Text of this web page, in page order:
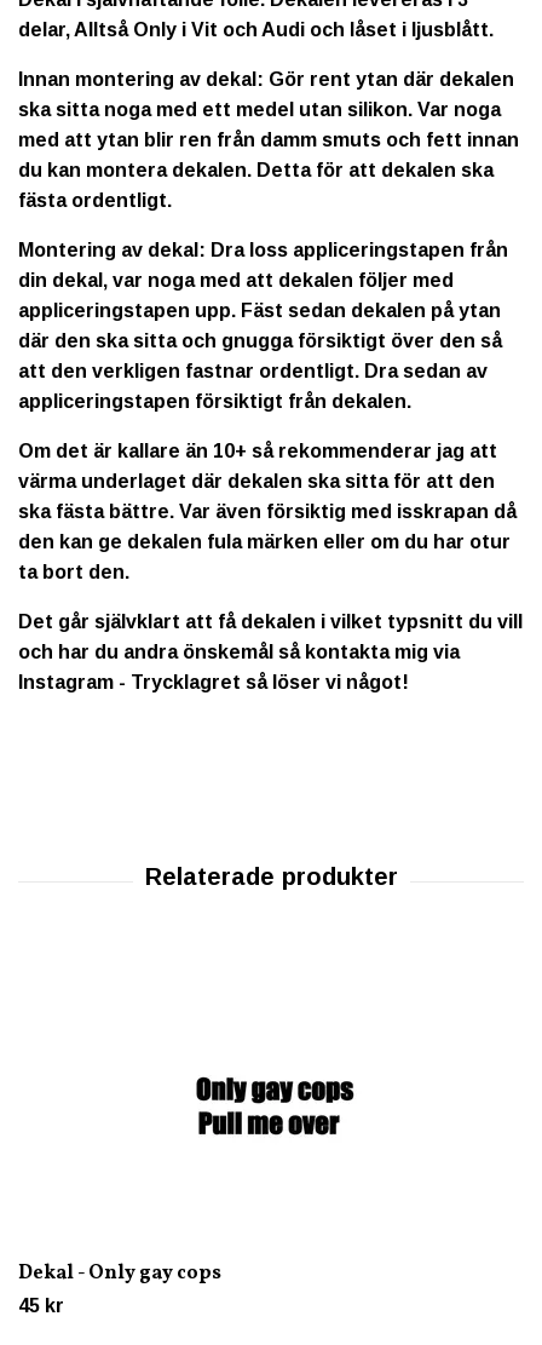
delar, Alltså Only i Vit och Audi och låset i ljusblått.
Innan montering av dekal: Gör rent ytan där dekalen
ska sitta noga med ett medel utan silikon. Var noga
med att ytan blir ren från damm smuts och fett innan
du kan montera dekalen. Detta för att dekalen ska
fästa ordentligt.
Montering av dekal: Dra loss appliceringstapen från
din dekal, var noga med att dekalen följer med
appliceringstapen upp. Fäst sedan dekalen på ytan
där den ska sitta och gnugga försiktigt över den så
att den verkligen fastnar ordentligt. Dra sedan av
appliceringstapen försiktigt från dekalen.
Om det är kallare än 10+ så rekommenderar jag att
värma underlaget där dekalen ska sitta för att den
ska fästa bättre. Var även försiktig med isskrapan då
den kan ge dekalen fula märken eller om du har otur
ta bort den.
Det går självklart att få dekalen i vilket typsnitt du vill
och har du andra önskemål så kontakta mig via
Instagram - Trycklagret så löser vi något!
Dekal - Only gay cops
45 kr